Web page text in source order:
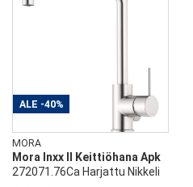
ALE -40%
MORA
Mora Inxx II Keittiöhana Apk
272071.76Ca Harjattu Nikkeli